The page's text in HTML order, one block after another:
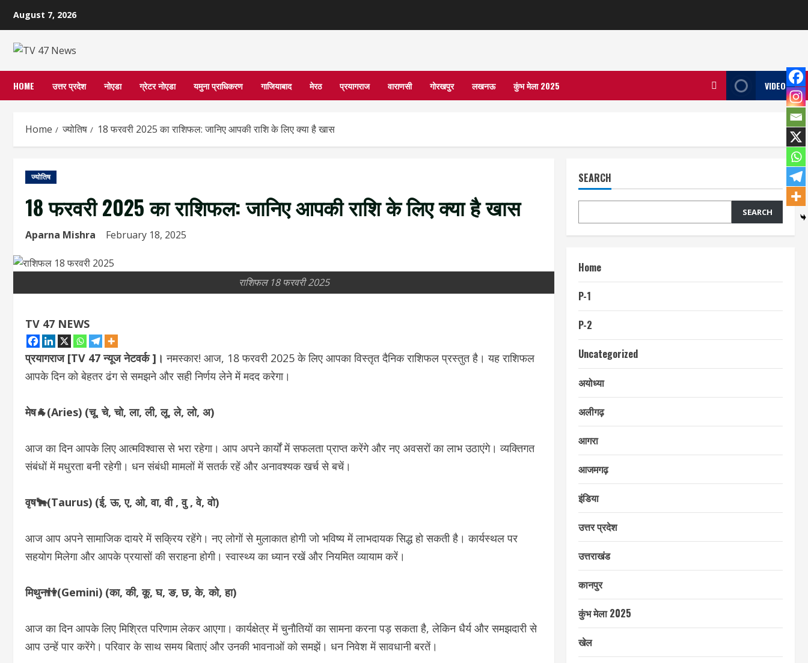
content
August 7, 2026
HOME उत्तर प्रदेश नोएडा ग्रेटर नोएडा यमुना प्राधिकरण गाजियाबाद मेरठ प्रयागराज वाराणसी गोरखपुर लखनऊ कुंभ मेला 2025 VIDEO
Home ज्योतिष 18 फरवरी 2025 का राशिफल: जानिए आपकी राशि के लिए क्या है खास
ज्योतिष
18 फरवरी 2025 का राशिफल: जानिए आपकी राशि के लिए क्या है खास
Aparna Mishra February 18, 2025
राशिफल 18 फरवरी 2025
TV 47 NEWS
प्रयागराज [TV 47 न्‍यूज नेटवर्क ]।नमस्कार! आज, 18 फरवरी 2025 के लिए आपका विस्तृत दैनिक राशिफल प्रस्तुत है। यह राशिफल
आपके दिन को बेहतर ढंग से समझने और सही निर्णय लेने में मदद करेगा।
मेष🐐(Aries) (चू, चे, चो, ला, ली, लू, ले, लो, अ)
आज का दिन आपके लिए आत्मविश्वास से भरा रहेगा। आप अपने कार्यों में सफलता प्राप्त करेंगे और नए अवसरों का लाभ उठाएंगे। व्यक्तिगत
संबंधों में मधुरता बनी रहेगी। धन संबंधी मामलों में सतर्क रहें और अनावश्यक खर्च से बचें।
वृष🐂(Taurus) (ई, ऊ, ए, ओ, वा, वी , वु , वे, वो)
आज आप अपने सामाजिक दायरे में सक्रिय रहेंगे। नए लोगों से मुलाकात होगी जो भविष्य में लाभदायक सिद्ध हो सकती है। कार्यस्थल पर
सहयोग मिलेगा और आपके प्रयासों की सराहना होगी। स्वास्थ्य का ध्यान रखें और नियमित व्यायाम करें।
मिथुन👫(Gemini) (का, की, कू, घ, ङ, छ, के, को, हा)
आज का दिन आपके लिए मिश्रित परिणाम लेकर आएगा। कार्यक्षेत्र में चुनौतियों का सामना करना पड़ सकता है, लेकिन धैर्य और समझदारी से
आप उन्हें पार करेंगे। परिवार के साथ समय बिताएं और उनकी भावनाओं को समझें। धन निवेश में सावधानी बरतें।
SEARCH
SEARCH
Home
P-1
P-2
Uncategorized
अयोध्या
अलीगढ़
आगरा
आजमगढ़
इंडिया
उत्तर प्रदेश
उत्तराखंड
कानपुर
कुंभ मेला 2025
खेल